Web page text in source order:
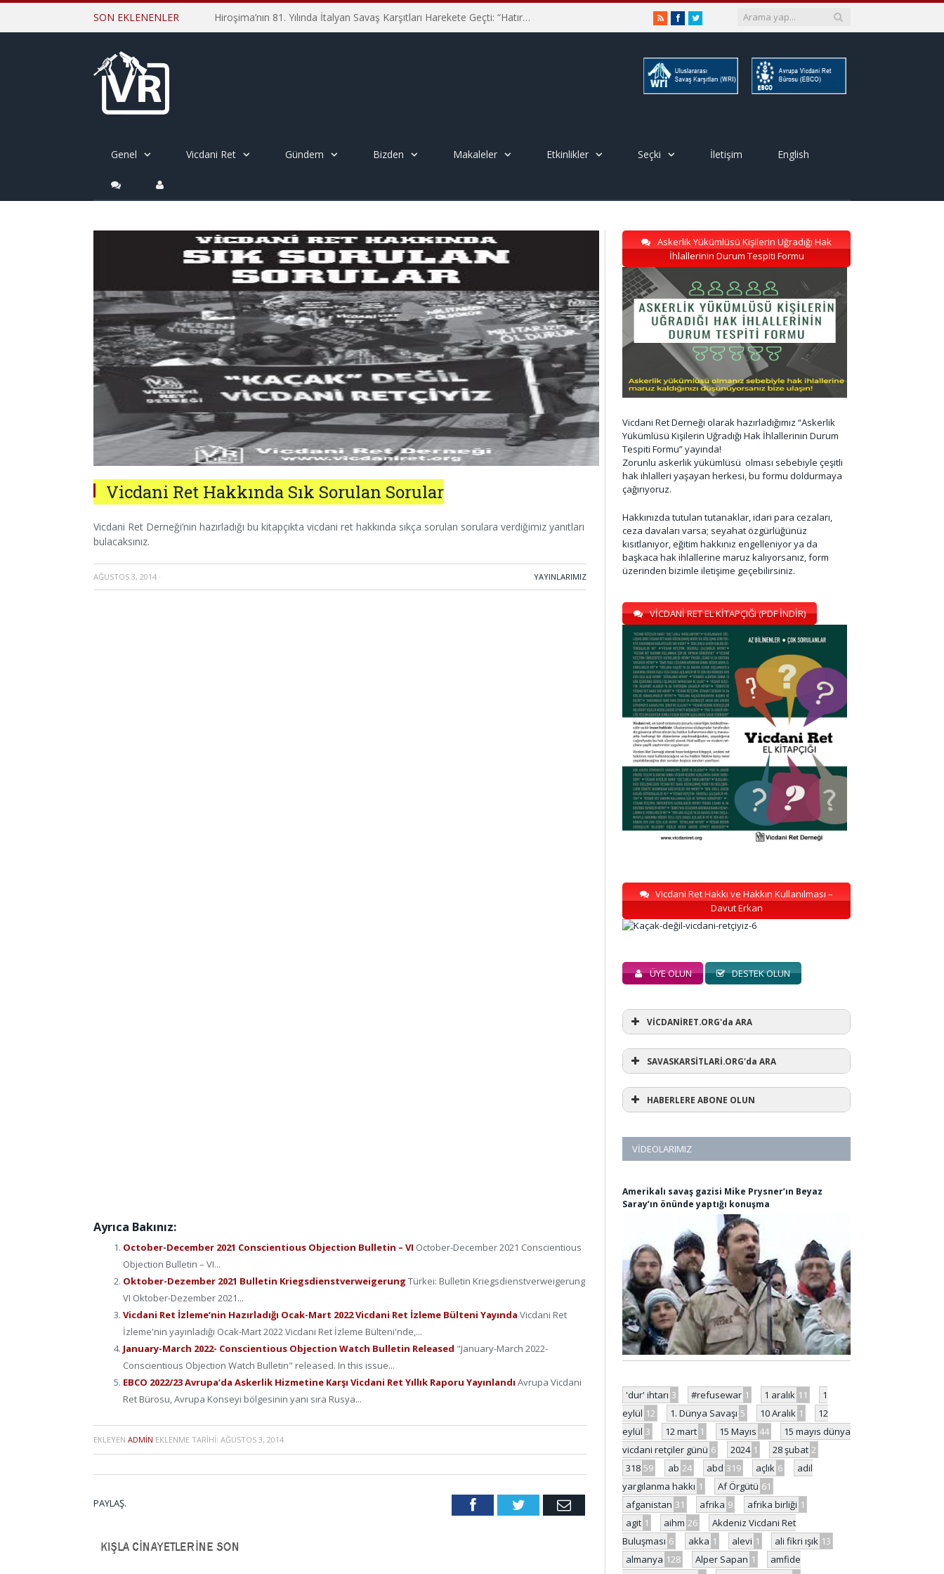
SON EKLENENLER Hiroşima’nın 81. Yılında İtalyan Savaş Karşıtları Harekete Geçti: “Hatırlamak yeterli değil” RSSFacebookTwitter
Genel Vicdani Ret Gündem Bizden Makaleler Etkinlikler Seçki İletişim English
Vicdani Ret Hakkında Sık Sorulan Sorular
Vicdani Ret Derneği’nin hazırladığı bu kitapçıkta vicdani ret hakkında sıkça sorulan sorulara verdiğimiz yanıtları
bulacaksınız.
AĞUSTOS 3, 2014 · YAYINLARIMIZ
Ayrıca Bakınız:
October-December 2021 Conscientious Objection Bulletin – VI October-December 2021 Conscientious
Objection Bulletin – VI...
Oktober-Dezember 2021 Bulletin Kriegsdienstverweigerung Türkei: Bulletin Kriegsdienstverweigerung
VI Oktober-Dezember 2021...
Vicdani Ret İzleme’nin Hazırladığı Ocak-Mart 2022 Vicdani Ret İzleme Bülteni Yayında Vicdani Ret
İzleme'nin yayınladığı Ocak-Mart 2022 Vicdani Ret İzleme Bülteni'nde,...
January-March 2022- Conscientious Objection Watch Bulletin Released "January-March 2022-
Conscientious Objection Watch Bulletin" released. In this issue...
EBCO 2022/23 Avrupa’da Askerlik Hizmetine Karşı Vicdani Ret Yıllık Raporu Yayınlandı Avrupa Vicdani
Ret Bürosu, Avrupa Konseyi bölgesinin yanı sıra Rusya...
EKLEYEN ADMIN EKLENME TARIHI: AĞUSTOS 3, 2014
PAYLAŞ. FacebookTwitter Email
Askerlik Yükümlüsü Kişilerin Uğradığı Hak
İhlallerinin Durum Tespiti Formu
Vicdani Ret Derneği olarak hazırladığımız “Askerlik
Yükümlüsü Kişilerin Uğradığı Hak İhlallerinin Durum
Tespiti Formu” yayında!
Zorunlu askerlik yükümlüsü olması sebebiyle çeşitli
hak ihlalleri yaşayan herkesi, bu formu doldurmaya
çağırıyoruz.
Hakkınızda tutulan tutanaklar, idari para cezaları,
ceza davaları varsa; seyahat özgürlüğünüz
kısıtlanıyor, eğitim hakkınız engelleniyor ya da
başkaca hak ihlallerine maruz kalıyorsanız, form
üzerinden bizimle iletişime geçebilirsiniz.
VİCDANİ RET EL KİTAPÇIĞI (PDF İNDİR)
Vicdani Ret Hakkı ve Hakkın Kullanılması –
Davut Erkan
ÜYE OLUN DESTEK OLUN
VİCDANİRET.ORG'da ARA
SAVASKARSİTLARİ.ORG'da ARA
HABERLERE ABONE OLUN
VIDEOLARIMIZ
Amerikalı savaş gazisi Mike Prysner’ın Beyaz
Saray’ın önünde yaptığı konuşma
'dur' ihtarı 3 #refusewar 1 1 aralık 11
1
eylül 12 1. Dünya Savaşı 5 10 Aralık 1
12
eylül 3 12 mart 1 15 Mayıs 44
15 mayıs dünya
vicdani retçiler günü 6 2024 1 28 şubat 2
318 59 ab 24 abd 319 açlık 6
adil
yargılanma hakkı 1 Af Örgütü 61
afganistan 31 afrika 9 afrika birliği 1
agit 1 aihm 26
Akdeniz Vicdani Ret
Buluşması 6 akka 1 alevi 1 ali fikri ışık 13
almanya 128 Alper Sapan 1
amfide